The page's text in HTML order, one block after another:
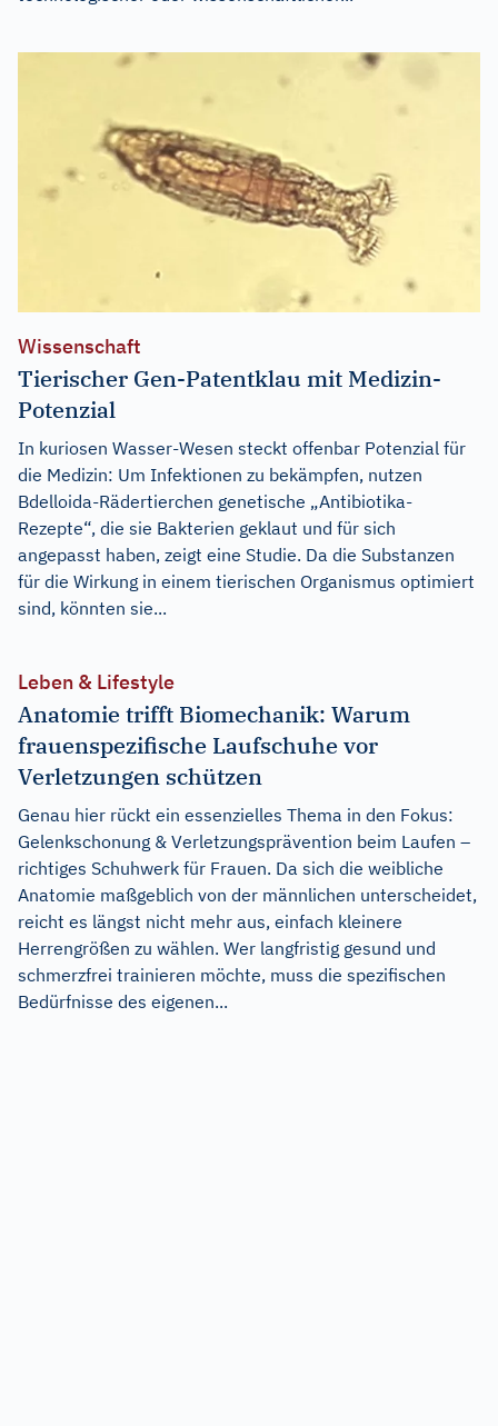
Wissenschaft
Tierischer Gen-Patentklau mit Medizin-
Potenzial
In kuriosen Wasser-Wesen steckt offenbar Potenzial für
die Medizin: Um Infektionen zu bekämpfen, nutzen
Bdelloida-Rädertierchen genetische „Antibiotika-
Rezepte“, die sie Bakterien geklaut und für sich
angepasst haben, zeigt eine Studie. Da die Substanzen
für die Wirkung in einem tierischen Organismus optimiert
sind, könnten sie...
Leben & Lifestyle
Anatomie trifft Biomechanik: Warum
frauenspezifische Laufschuhe vor
Verletzungen schützen
Genau hier rückt ein essenzielles Thema in den Fokus:
Gelenkschonung & Verletzungsprävention beim Laufen –
richtiges Schuhwerk für Frauen. Da sich die weibliche
Anatomie maßgeblich von der männlichen unterscheidet,
reicht es längst nicht mehr aus, einfach kleinere
Herrengrößen zu wählen. Wer langfristig gesund und
schmerzfrei trainieren möchte, muss die spezifischen
Bedürfnisse des eigenen...